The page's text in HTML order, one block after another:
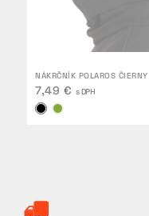
NÁKRČNÍK POLAROS ČIERNY
7,49 € s DPH